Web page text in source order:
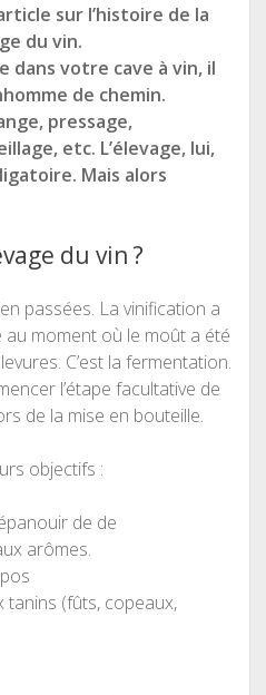
sur l’histoire de la
du vin.
dans votre cave à vin, il
de chemin.
pressage,
etc. L’élevage, lui,
Mais alors
du vin ?
passées. La vinification a
au moment où le moût a été
C’est la fermentation.
l’étape facultative de
de la mise en bouteille.
objectifs :
de de
arômes.
(fûts, copeaux,